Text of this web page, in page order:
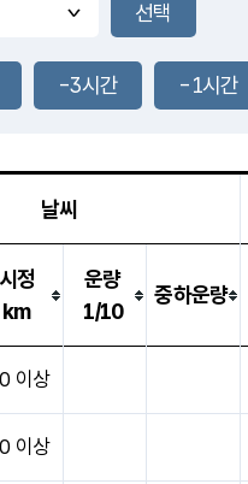
풍도
1.0m/s
-3시간 -1시간
날씨
시정
km
운량
1/10
중하운량
이상
이상